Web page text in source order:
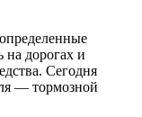
на дорогах и
Сегодня
— тормозной